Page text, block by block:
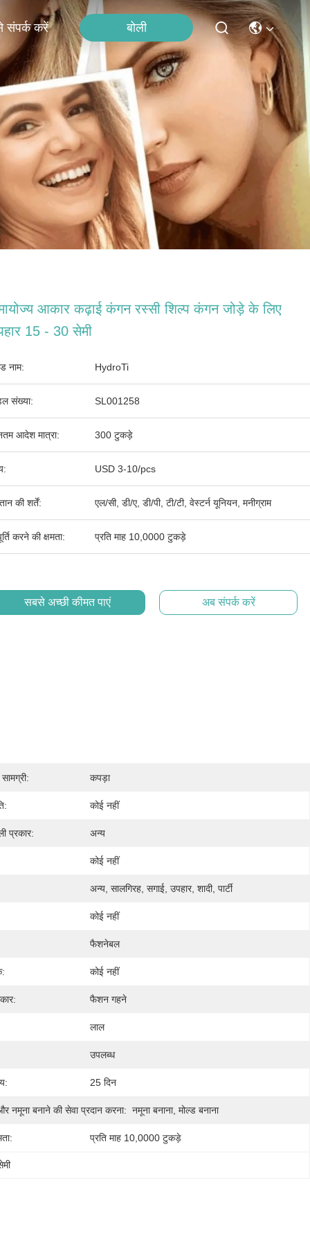
संपर्क करें बोली
आकार कढ़ाई कंगन रस्सी शिल्प कंगन जोड़े के लिए
15 - 30 सेमी
नाम: HydroTi
संख्या: SL001258
आदेश मात्रा: 300 टुकड़े
USD 3-10/pcs
की शर्तें: एल/सी, डी/ए, डी/पी, टी/टी, वेस्टर्न यूनियन, मनीग्राम
करने की क्षमता: प्रति माह 10,0000 टुकड़े
सबसे अच्छी कीमत पाएं अब संपर्क करें
कपड़ा
कोई नहीं
प्रकार: अन्य
कोई नहीं
अन्य, सालगिरह, सगाई, उपहार, शादी, पार्टी
कोई नहीं
फैशनेबल
कोई नहीं
फैशन गहने
लाल
उपलब्ध
25 दिन
नमूना बनाने की सेवा प्रदान करना: नमूना बनाना, मोल्ड बनाना
प्रति माह 10,0000 टुकड़े